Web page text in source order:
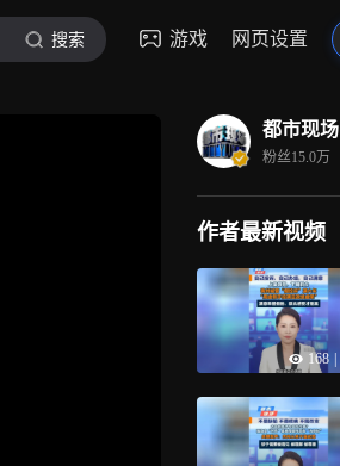
搜索 游戏 网页设置
都市现场
粉丝15.0万
作者最新视频
168